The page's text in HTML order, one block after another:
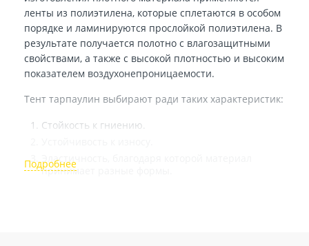
ленты из полиэтилена, которые сплетаются в особом
порядке и ламинируются прослойкой полиэтилена. В
результате получается полотно с влагозащитными
свойствами, а также с высокой плотностью и высоким
показателем воздухонепроницаемости.
Тент тарпаулин выбирают ради таких характеристик:
Стойкость к гниению.
Эластичность, благодаря которой материал
принимает разные формы.